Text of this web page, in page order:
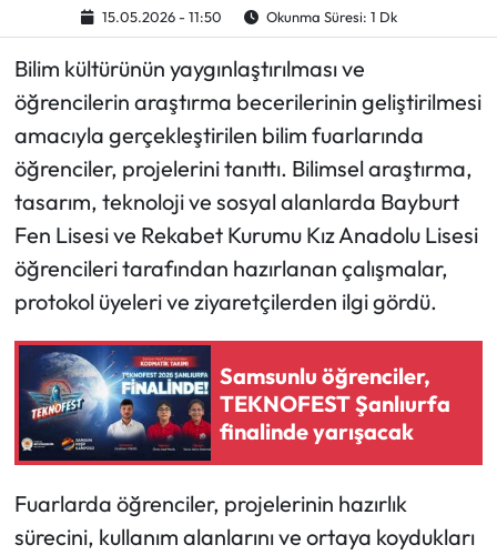
15.05.2026 - 11:50 Okunma Süresi: 1 Dk
Bilim kültürünün yaygınlaştırılması ve
öğrencilerin araştırma becerilerinin geliştirilmesi
amacıyla gerçekleştirilen bilim fuarlarında
öğrenciler, projelerini tanıttı. Bilimsel araştırma,
tasarım, teknoloji ve sosyal alanlarda Bayburt
Fen Lisesi ve Rekabet Kurumu Kız Anadolu Lisesi
öğrencileri tarafından hazırlanan çalışmalar,
protokol üyeleri ve ziyaretçilerden ilgi gördü.
Samsunlu öğrenciler,
TEKNOFEST Şanlıurfa
finalinde yarışacak
Fuarlarda öğrenciler, projelerinin hazırlık
sürecini, kullanım alanlarını ve ortaya koydukları
BIK
ASTROLOJİ
Spor Yazıları
Mektup Galeri
Ekonomi
Sağlık
Turizm
Teknoloji